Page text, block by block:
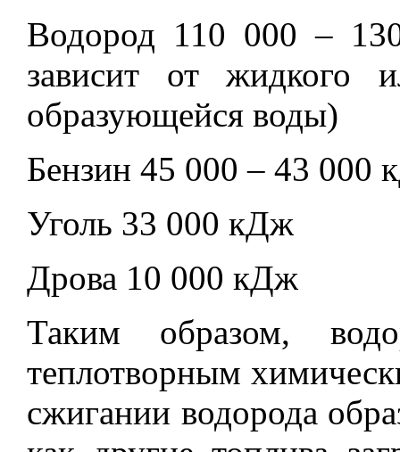
Водород 110 000 –
зависит от жидкого
образующейся воды)
Бензин 45 000 – 43 000
Уголь 33 000 кДж
Дрова 10 000 кДж
Таким образом,
теплотворным
сжигании водорода